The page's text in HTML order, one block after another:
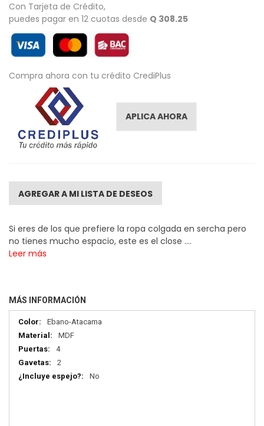
Con Tarjeta de Crédito,
puedes pagar en 12 cuotas desde Q 308.25
Compra ahora con tu crédito CrediPlus
APLICA AHORA
AGREGAR A MI LISTA DE DESEOS
Si eres de los que prefiere la ropa colgada en sercha pero
no tienes mucho espacio, este es el close ....
Leer más
MÁS INFORMACIÓN
Más
información
Ebano-Atacama
MDF
4
2
No